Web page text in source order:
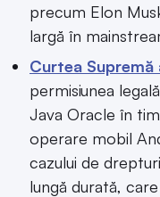
precum Elon
largă în
Curtea Supremă
permisiunea
Java Oracle în
operare mobil
cazului de
lungă durată,